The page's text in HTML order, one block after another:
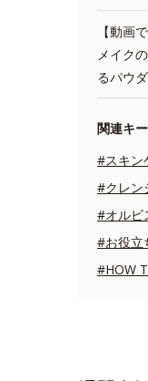
【動画
メイク
るパウ
関連キ
#スキン
#クレン
#オルビ
#お役立
#HOW